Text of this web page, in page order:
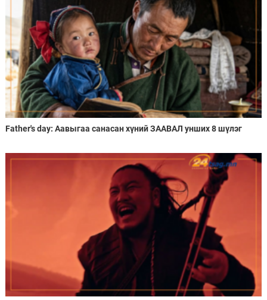
Father's day: Аавыгаа санасан хүний ЗААВАЛ унших 8 шүлэг